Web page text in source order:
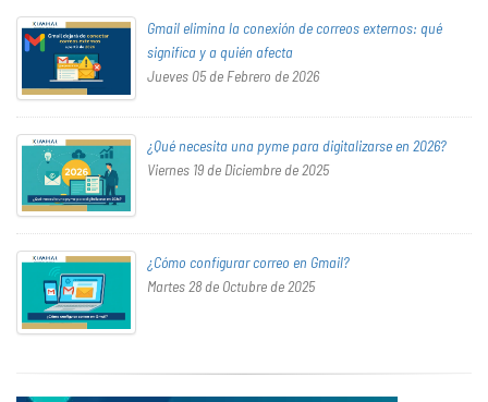
Gmail elimina la conexión de correos externos: qué
significa y a quién afecta
Jueves 05 de Febrero de 2026
¿Qué necesita una pyme para digitalizarse en 2026?
Viernes 19 de Diciembre de 2025
¿Cómo configurar correo en Gmail?
Martes 28 de Octubre de 2025